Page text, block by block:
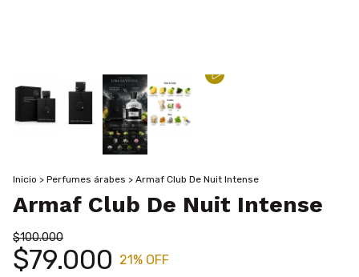
Inicio > Perfumes árabes > Armaf Club De Nuit Intense
Armaf Club De Nuit Intense
$100.000
$79.000 21% OFF